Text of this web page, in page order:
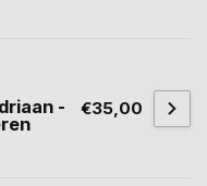
-
€35,00